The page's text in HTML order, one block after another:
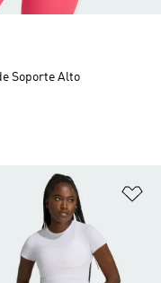
lista de deseos
Soporte Alto